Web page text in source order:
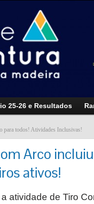
25-26 e Resultados
para todos! Atividades Inclusivas!
Arco
ativos!
atividade de Tiro